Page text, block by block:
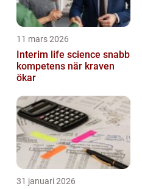
11 mars 2026
Interim life science snabb
kompetens när kraven
ökar
31 januari 2026